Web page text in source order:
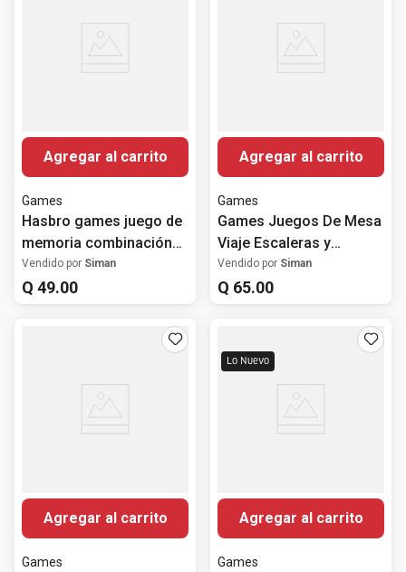
Agregar al carrito
Games
Hasbro games juego de
memoria combinación
de imágenes surtido
Vendido por Siman
Q 49.00
Agregar al carrito
Games
Games Juegos De Mesa
Viaje Escaleras y
Serpientes 3D
Vendido por Siman
Q 65.00
Agregar al carrito
Games
Lo Nuevo
Agregar al carrito
Games